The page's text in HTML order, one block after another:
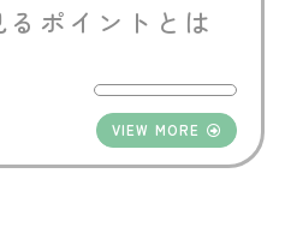
ポイントとは
VIEW MORE